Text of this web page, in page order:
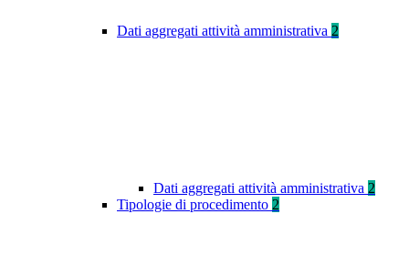
Dati aggregati attività amministrativa 2
Dati aggregati attività amministrativa 2
Tipologie di procedimento 2